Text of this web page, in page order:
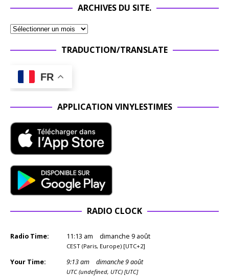
ARCHIVES DU SITE.
TRADUCTION/TRANSLATE
FR
APPLICATION VINYLESTIMES
RADIO CLOCK
Radio Time: 11:13 am dimanche 9 août
CEST (Paris, Europe) [UTC+2]
Your Time: 9:13am dimanche 9 août
UTC (undefined, UTC) [UTC]